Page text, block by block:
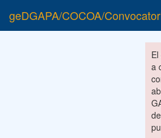
geDGAPA/COCOA/
a